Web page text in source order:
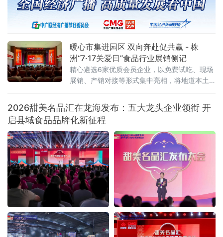
务 探索“四类创新”通知明确，试点工作坚持问
题导向、目标导向、效果导向，聚焦绿色消费
重点领域和关
暖心市集进园区 双向奔赴促共赢 - 株
洲“7·17关爱日”食品行业展销侧记
精心遴选6家优质会员企业，以免费试吃、现场
展销、产销对接等形式集中亮相，将地道本土
品鉴选购，活动收获广泛好评与多项合作意
向。本次活动由当地总工会悉心指导，总工会
基层工作部
2026甜美名品汇在龙海发布：五大龙头企业领衔 开
启县域食品品牌化新征程